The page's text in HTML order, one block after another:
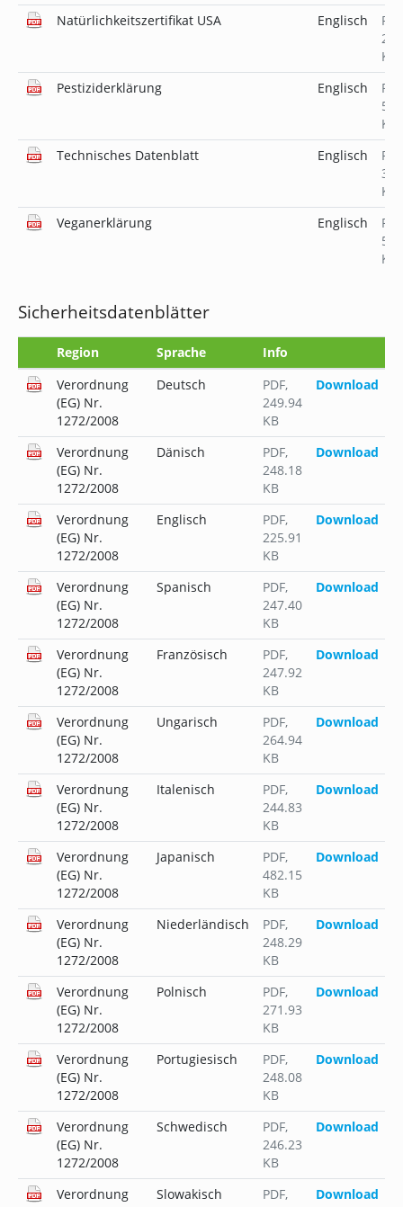
Natürlichkeitszertifikat USA
Englisch
PDF
KB
Pestiziderklärung
Englisch
PDF
KB
Technisches Datenblatt
Englisch
PDF
KB
Veganerklärung
Englisch
PDF
KB
Sicherheitsdatenblätter
Region Sprache
Info
Verordnung
(EG) Nr.
1272/2008
Deutsch PDF,
249.94
KB
Download
Verordnung
(EG) Nr.
1272/2008
Dänisch PDF,
248.18
KB
Download
Verordnung
(EG) Nr.
1272/2008
Englisch PDF,
225.91
KB
Download
Verordnung
(EG) Nr.
1272/2008
Spanisch PDF,
247.40
KB
Download
Verordnung
(EG) Nr.
1272/2008
Französisch PDF,
247.92
KB
Download
Verordnung
(EG) Nr.
1272/2008
Ungarisch PDF,
264.94
KB
Download
Verordnung
(EG) Nr.
1272/2008
Italenisch PDF,
244.83
KB
Download
Verordnung
(EG) Nr.
1272/2008
Japanisch PDF,
482.15
KB
Download
Verordnung
(EG) Nr.
1272/2008
Niederländisch PDF,
248.29
KB
Download
Verordnung
(EG) Nr.
1272/2008
Polnisch PDF,
271.93
KB
Download
Verordnung
(EG) Nr.
1272/2008
Portugiesisch PDF,
248.08
KB
Download
Verordnung
(EG) Nr.
1272/2008
Schwedisch PDF,
246.23
KB
Download
Verordnung
Slowakisch PDF,
Download